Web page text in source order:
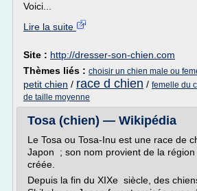
Voici...
Lire la suite
Site : http://dresser-son-chien.com
Thèmes liés : choisir un chien male ou
petit chien / race d chien / femelle du
de taille moyenne
Tosa (chien) — Wikipédia
Le Tosa ou Tosa-Inu est une race de
Japon ; son nom provient de la
créée.
Depuis la fin du XIXe siècle, des